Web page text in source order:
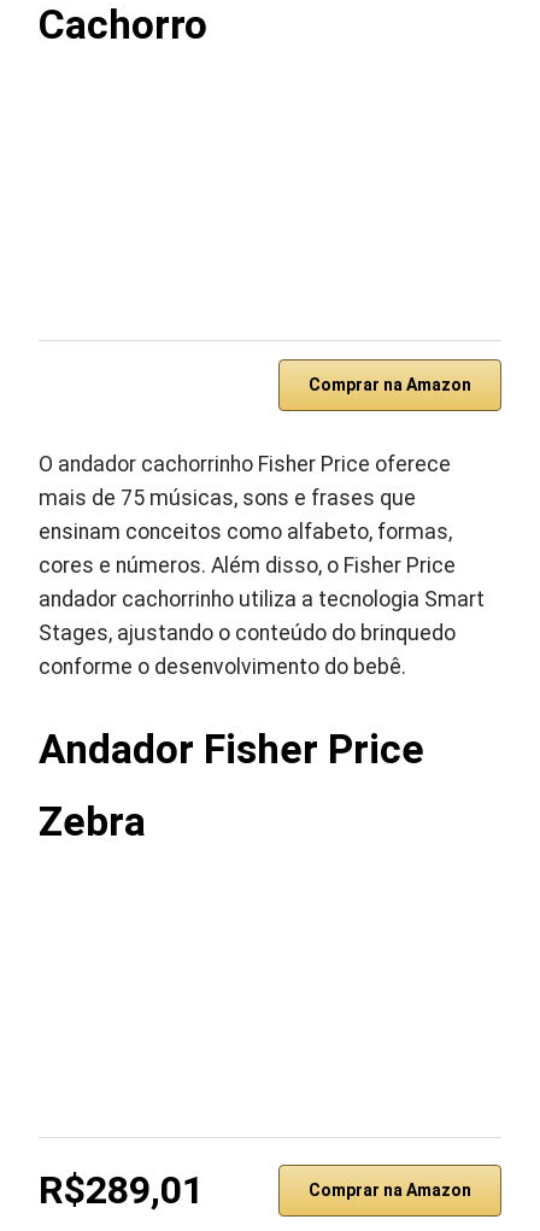
Cachorro
Comprar na Amazon
O andador cachorrinho Fisher Price oferece
mais de 75 músicas, sons e frases que
ensinam conceitos como alfabeto, formas,
cores e números. Além disso, o Fisher Price
andador cachorrinho utiliza a tecnologia Smart
Stages, ajustando o conteúdo do brinquedo
conforme o desenvolvimento do bebê.
Andador Fisher Price
Zebra
R$289,01 Comprar na Amazon